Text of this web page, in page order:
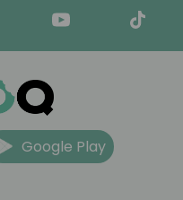
Google Play